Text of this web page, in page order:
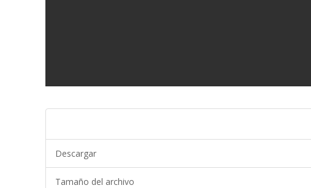
Descargar
Tamaño del archivo